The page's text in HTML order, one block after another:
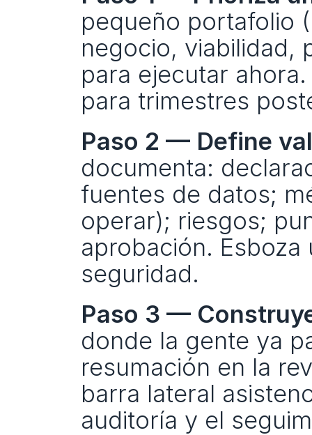
pequeño portafolio
negocio, viabilidad,
para ejecutar
para trimestres
Paso 2 — Define
documenta:
fuentes de datos;
operar); riesgos;
aprobación.
seguridad.
Paso 3 —
donde la gente ya
resumación en la
barra lateral
auditoría y el